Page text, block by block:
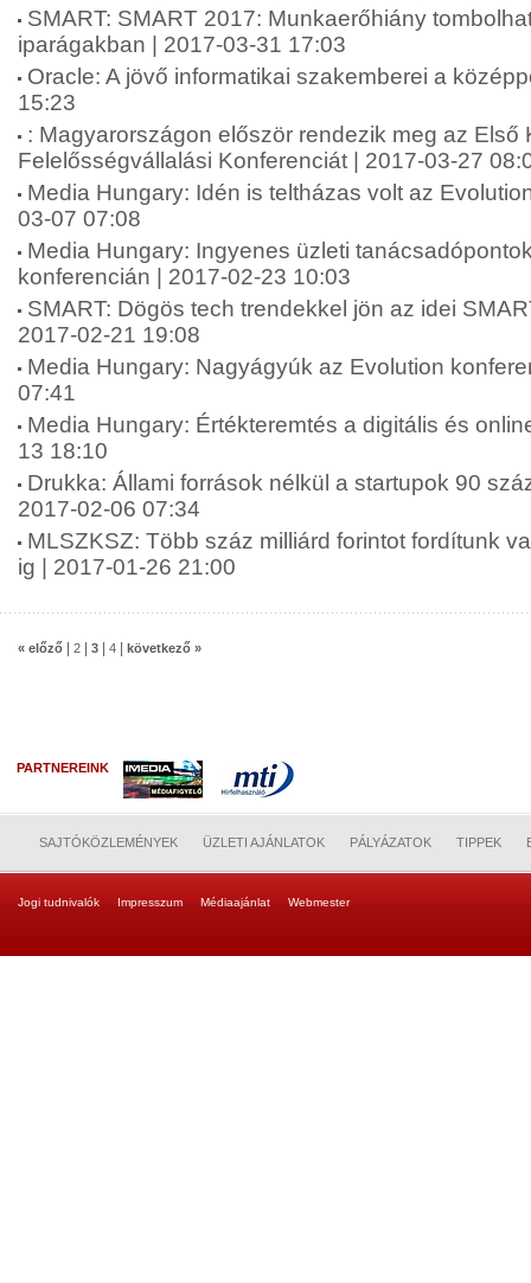
SMART: SMART 2017: Munkaerőhiány
iparágakban | 2017-03-31 17:03
Oracle: A jövő informatikai szakemberei a
15:23
: Magyarországon először rendezik meg az Első
Felelősségvállalási Konferenciát | 2017-03-27
Media Hungary: Idén is teltházas volt az
03-07 07:08
Media Hungary: Ingyenes üzleti
konferencián | 2017-02-23 10:03
SMART: Dögös tech trendekkel jön az idei
2017-02-21 19:08
Media Hungary: Nagyágyúk az Evolution
07:41
Media Hungary: Értékteremtés a digitális és
13 18:10
Drukka: Állami források nélkül a startupok 90
2017-02-06 07:34
MLSZKSZ: Több száz milliárd forintot fordítunk
ig | 2017-01-26 21:00
« előző 2 3 4 következő »
PARTNEREINK
SAJTÓKÖZLEMÉNYEK ÜZLETI AJÁNLATOK PÁLYÁZATOK TIPPEK
Jogi tudnivalók Impresszum Médiaajánlat Webmester